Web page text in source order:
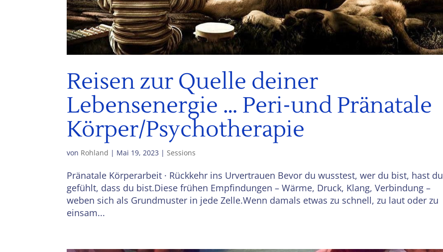
Reisen zur Quelle deiner
Lebensenergie … Peri-und Pränatale
Körper/Psychotherapie
von Rohland | Mai 19, 2023 |Sessions
Pränatale Körperarbeit · Rückkehr ins Urvertrauen Bevor du wusstest, wer du bist, hast du
gefühlt, dass du bist.Diese frühen Empfindungen – Wärme, Druck, Klang, Verbindung –
weben sich als Grundmuster in jede Zelle.Wenn damals etwas zu schnell, zu laut oder zu
einsam...